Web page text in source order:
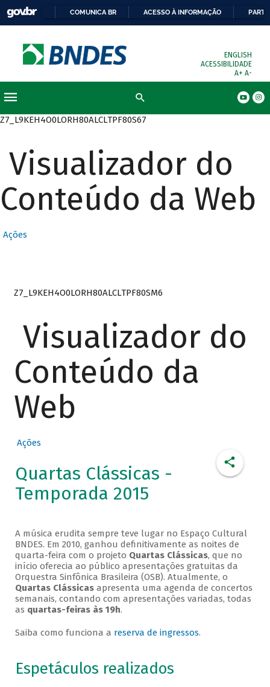
COMUNICA BR ACESSO À INFORMAÇÃO
ENGLISH
ACESSIBILIDADE
A+ A-
Z7_L9KEH4O0LORH80ALCLTPF80S67
Visualizador do
Conteúdo da Web
Ações
Z7_L9KEH4O0LORH80ALCLTPF80SM6
Visualizador do
Conteúdo da
Web
Ações
Quartas Clássicas -
Temporada 2015
A música erudita sempre teve lugar no Espaço Cultural
BNDES. Em 2010, ganhou definitivamente as noites de
quarta-feira com o projeto Quartas Clássicas, que no
início oferecia ao público apresentações gratuitas da
Orquestra Sinfônica Brasileira (OSB). Atualmente, o
Quartas Clássicasapresenta uma agenda de concertos
semanais, contando com apresentações variadas, todas
as quartas-feiras às 19h.
Saiba como funciona a reserva de ingressos.
Espetáculos realizados